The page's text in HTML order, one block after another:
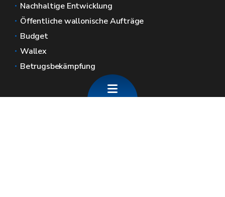
Nachhaltige Entwicklung
Öffentliche wallonische Aufträge
Budget
Wallex
Betrugsbekämpfung